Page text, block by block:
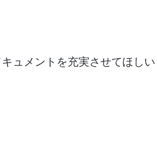
ュメントを充実させてほしい